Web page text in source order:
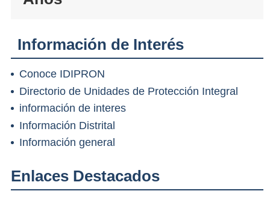
Información de Interés
Conoce IDIPRON
Directorio de Unidades de Protección Integral
información de interes
Información Distrital
Información general
Enlaces Destacados